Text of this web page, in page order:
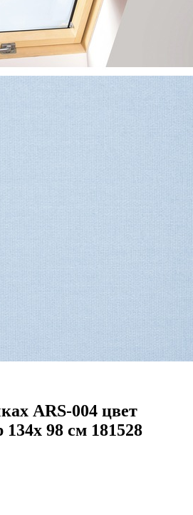
ARS-004 цвет
134х 98 см 181528